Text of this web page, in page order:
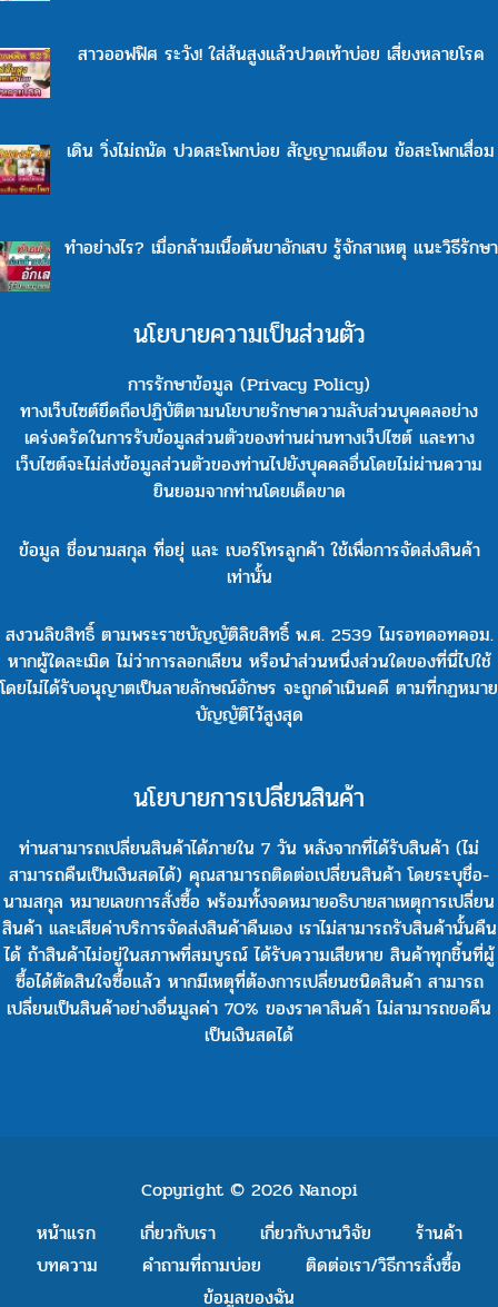
สาวออฟฟิศ ระวัง! ใส่ส้นสูงแล้วปวดเท้าบ่อย เสี่ยงหลายโรค
เดิน วิ่งไม่ถนัด ปวดสะโพกบ่อย สัญญาณเตือน ข้อสะโพกเสื่อม
ทำอย่างไร? เมื่อกล้ามเนื้อต้นขาอักเสบ รู้จักสาเหตุ แนะวิธีรักษา
นโยบายความเป็นส่วนตัว
การรักษาข้อมูล (Privacy Policy)
ทางเว็บไซต์ยึดถือปฏิบัติตามนโยบายรักษาความลับส่วนบุคคลอย่าง
เคร่งครัดในการรับข้อมูลส่วนตัวของท่านผ่านทางเว็ปไซต์ และทาง
เว็บไซต์จะไม่ส่งข้อมูลส่วนตัวของท่านไปยังบุคคลอื่นโดยไม่ผ่านความ
ยินยอมจากท่านโดยเด็ดขาด
ข้อมูล ชื่อนามสกุล ที่อยุ่ และ เบอร์โทรลูกค้า ใช้เพื่อการจัดส่งสินค้า
เท่านั้น
สงวนลิขสิทธิ์ ตามพระราชบัญญัติลิขสิทธิ์ พ.ศ. 2539 ไมรอทดอทคอม.
หากผู้ใดละเมิด ไม่ว่าการลอกเลียน หรือนำส่วนหนึ่งส่วนใดของที่นี่ไปใช้
โดยไม่ได้รับอนุญาตเป็นลายลักษณ์อักษร จะถูกดำเนินคดี ตามที่กฏหมาย
บัญญัติไว้สูงสุด
นโยบายการเปลี่ยนสินค้า
ท่านสามารถเปลี่ยนสินค้าได้ภายใน 7 วัน หลังจากที่ได้รับสินค้า (ไม่
สามารถคืนเป็นเงินสดได้) คุณสามารถติดต่อเปลี่ยนสินค้า โดยระบุชื่อ-
นามสกุล หมายเลขการสั่งซื้อ พร้อมทั้งจดหมายอธิบายสาเหตุการเปลี่ยน
สินค้า และเสียค่าบริการจัดส่งสินค้าคืนเอง เราไม่สามารถรับสินค้านั้นคืน
ได้ ถ้าสินค้าไม่อยู่ในสภาพที่สมบูรณ์ ได้รับความเสียหาย สินค้าทุกชิ้นที่ผู้
ซื้อได้ตัดสินใจซื้อแล้ว หากมีเหตุที่ต้องการเปลี่ยนชนิดสินค้า สามารถ
เปลี่ยนเป็นสินค้าอย่างอื่นมูลค่า 70% ของราคาสินค้า ไม่สามารถขอคืน
เป็นเงินสดได้
Copyright © 2026 Nanopi
หน้าแรก
เกี่ยวกับเรา เกี่ยวกับงานวิจัย
ร้านค้า
บทความ
คำถามที่ถามบ่อย ติดต่อเรา/วิธีการสั่งซื้อ
ข้อมูลของฉัน